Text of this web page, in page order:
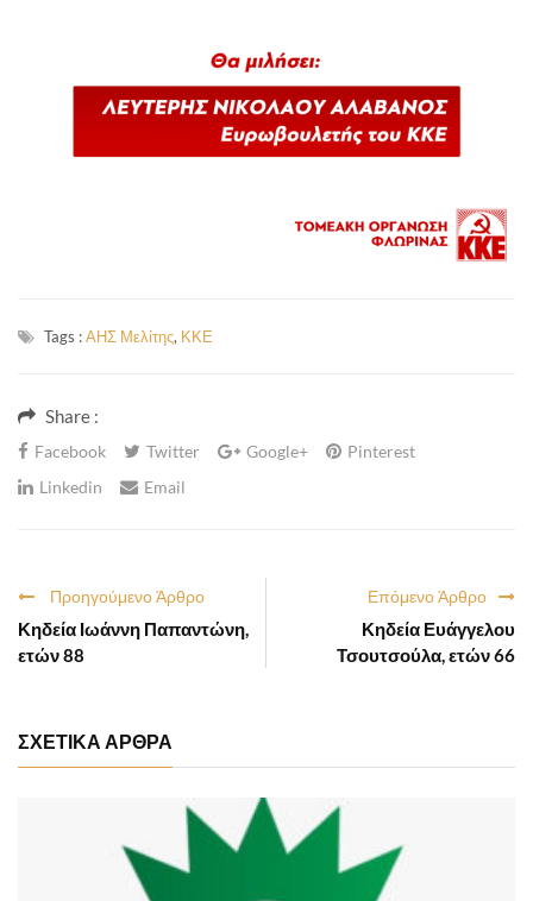
Tags :ΑΗΣ Μελίτης, ΚΚΕ
Share :
Facebook Twitter Google+
Pinterest
Linkedin
Email
Επόμενο Άρθρο
Κηδεία Ευάγγελου
Τσουτσούλα, ετών 66
Προηγούμενο Άρθρο
Κηδεία Ιωάννη Παπαντώνη,
ετών 88
ΣΧΕΤΙΚΑ ΑΡΘΡΑ